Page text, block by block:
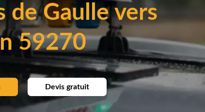
de Gaulle vers
59270
Devis gratuit